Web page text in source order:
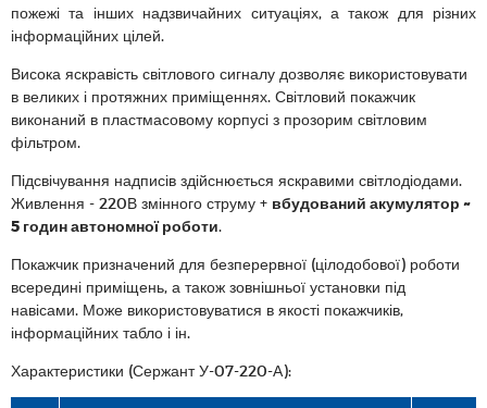
пожежі та інших надзвичайних ситуаціях, а також для різних
інформаційних цілей.
Висока яскравість світлового сигналу дозволяє використовувати
в великих і протяжних приміщеннях. Світловий покажчик
виконаний в пластмасовому корпусі з прозорим світловим
фільтром.
Підсвічування надписів здійснюється яскравими світлодіодами.
Живлення - 220В змінного струму + вбудований акумулятор ~
5 годин автономної роботи.
Покажчик призначений для безперервної (цілодобової) роботи
всередині приміщень, а також зовнішньої установки під
навісами. Може використовуватися в якості покажчиків,
інформаційних табло і ін.
Характеристики (Сержант У-07-220-А):